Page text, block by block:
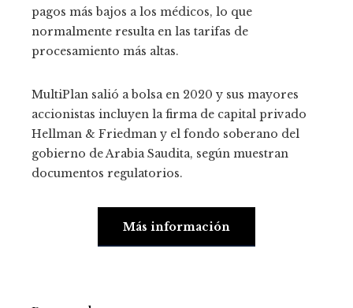
pagos más bajos a los médicos, lo que
normalmente resulta en las tarifas de
procesamiento más altas.
MultiPlan salió a bolsa en 2020 y sus mayores
accionistas incluyen la firma de capital privado
Hellman & Friedman y el fondo soberano del
gobierno de Arabia Saudita, según muestran
documentos regulatorios.
Más información